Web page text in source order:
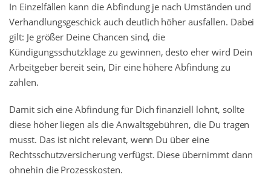
In Einzelfällen kann die Abfindung je nach Umständen und
Verhandlungsgeschick auch deutlich höher ausfallen. Dabei
gilt: Je größer Deine Chancen sind, die
Kündigungsschutzklage zu gewinnen, desto eher wird Dein
Arbeitgeber bereit sein, Dir eine höhere Abfindung zu
zahlen.
Damit sich eine Abfindung für Dich finanziell lohnt, sollte
diese höher liegen als die Anwaltsgebühren, die Du tragen
musst. Das ist nicht relevant, wenn Du über eine
Rechtsschutzversicherung verfügst. Diese übernimmt dann
ohnehin die Prozesskosten.